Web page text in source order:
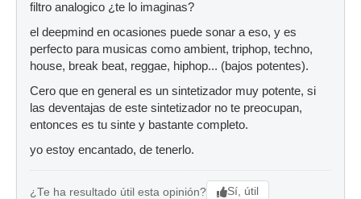
filtro analogico ¿te lo imaginas?
el deepmind en ocasiones puede sonar a eso, y es
perfecto para musicas como ambient, triphop, techno,
house, break beat, reggae, hiphop... (bajos potentes).
Cero que en general es un sintetizador muy potente, si
las deventajas de este sintetizador no te preocupan,
entonces es tu sinte y bastante completo.
yo estoy encantado, de tenerlo.
¿Te ha resultado útil esta opinión? Sí, útil